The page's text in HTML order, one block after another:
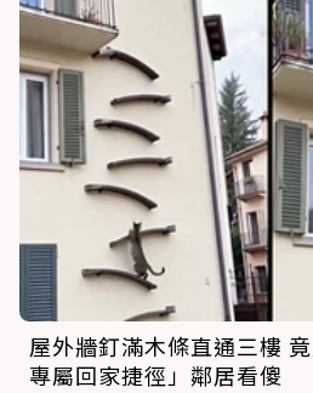
屋外牆釘滿木條直通三樓
專屬回家捷徑」鄰居看傻